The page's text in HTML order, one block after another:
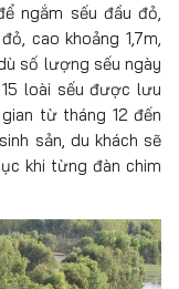
ngắm sếu đầu đỏ,
cao khoảng 1,7m,
số lượng sếu ngày
loài sếu được lưu
từ tháng 12 đến
sản, du khách sẽ
khi từng đàn chim